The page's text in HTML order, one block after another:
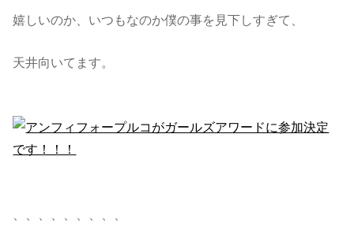
嬉しいのか、いつもなのか僕の事を見下しすぎて、
天井向いてます。